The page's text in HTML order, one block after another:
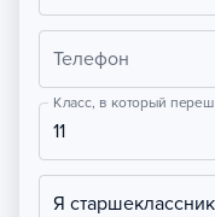
Телефон
Класс, в который
11
Я старшеклассник